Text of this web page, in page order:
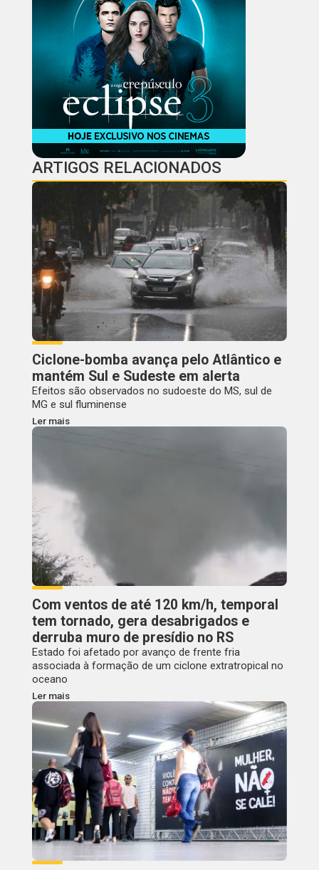
ARTIGOS RELACIONADOS
Ciclone-bomba avança pelo Atlântico e
mantém Sul e Sudeste em alerta
Efeitos são observados no sudoeste do MS, sul de
MG e sul fluminense
Ler mais
Com ventos de até 120 km/h, temporal
tem tornado, gera desabrigados e
derruba muro de presídio no RS
Estado foi afetado por avanço de frente fria
associada à formação de um ciclone extratropical no
oceano
Ler mais